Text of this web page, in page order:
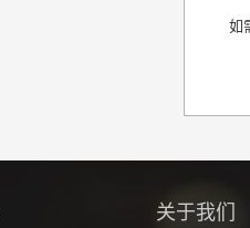
如
关于我们